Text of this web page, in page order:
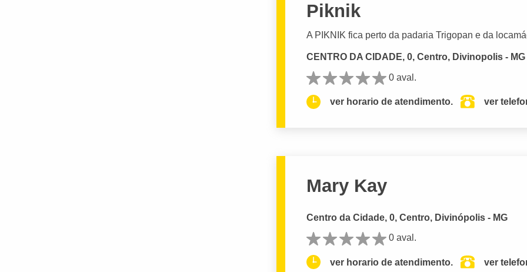
Piknik
A PIKNIK fica perto da padaria Trigopan e da
CENTRO DA CIDADE, 0, Centro, Divinopolis - MG
0 aval.
ver horario de atendimento. ver
Mary Kay
Centro da Cidade, 0, Centro, Divinópolis - MG
0 aval.
ver horario de atendimento. ver